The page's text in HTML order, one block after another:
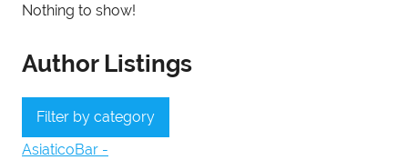
Nothing to show!
Author Listings
Filter by category
AsiaticoBar -